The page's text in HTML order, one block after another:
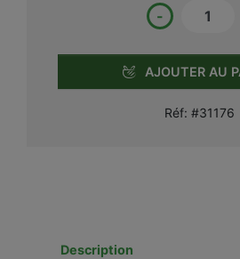
-
AJOUTER AU
Réf: #31176
Description